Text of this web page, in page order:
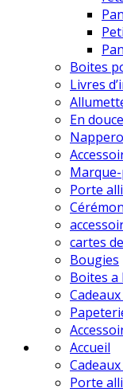
Boites
Livres
En
Porte
cartes
Bougies
Boites
Accueil
Porte